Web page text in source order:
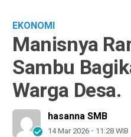
EKONOMI
Manisnya
Sambu
Warga Desa.
hasanna SMB
14 Mar 2026 - 11:28 WIB